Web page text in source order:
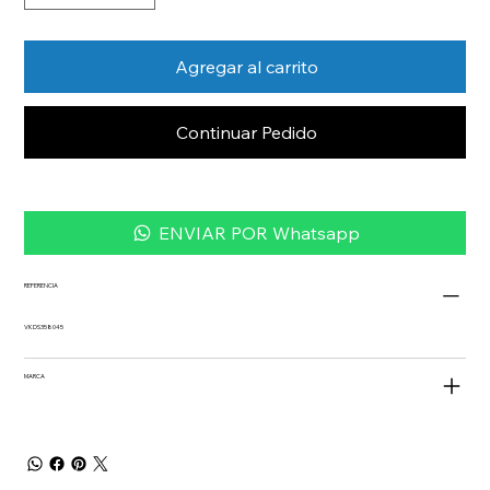
Agregar al carrito
Continuar Pedido
ENVIAR POR Whatsapp
REFERENCIA
VKDS358045
MARCA